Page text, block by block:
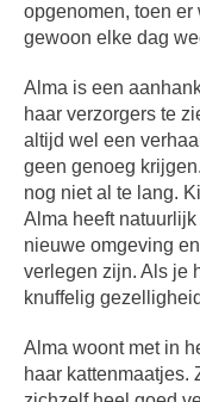
opgenomen, toen er
gewoon elke dag
Alma is een
haar verzorgers te
altijd wel een
geen genoeg
nog niet al te lang.
Alma heeft
nieuwe omgeving
verlegen zijn. Als je
knuffelig
Alma woont met in
haar kattenmaatjes.